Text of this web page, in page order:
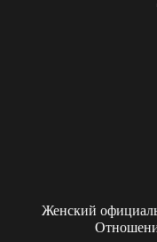
Женский